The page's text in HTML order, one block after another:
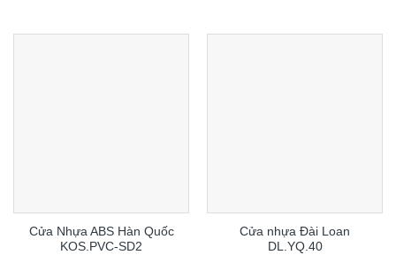
Cửa Nhựa ABS Hàn Quốc
KOS.PVC-SD2
Cửa nhựa Đài Loan
DL.YQ.40